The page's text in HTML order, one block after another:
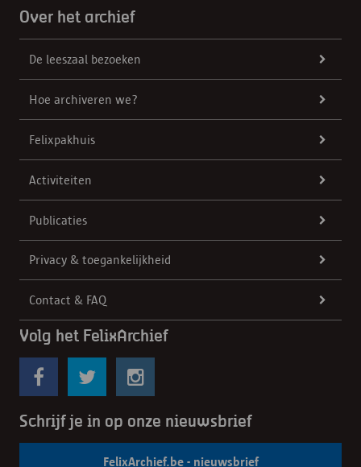
Over het archief
De leeszaal bezoeken
Hoe archiveren we?
Felixpakhuis
Activiteiten
Publicaties
Privacy & toegankelijkheid
Contact & FAQ
Volg het FelixArchief
Schrijf je in op onze nieuwsbrief
FelixArchief.be - nieuwsbrief